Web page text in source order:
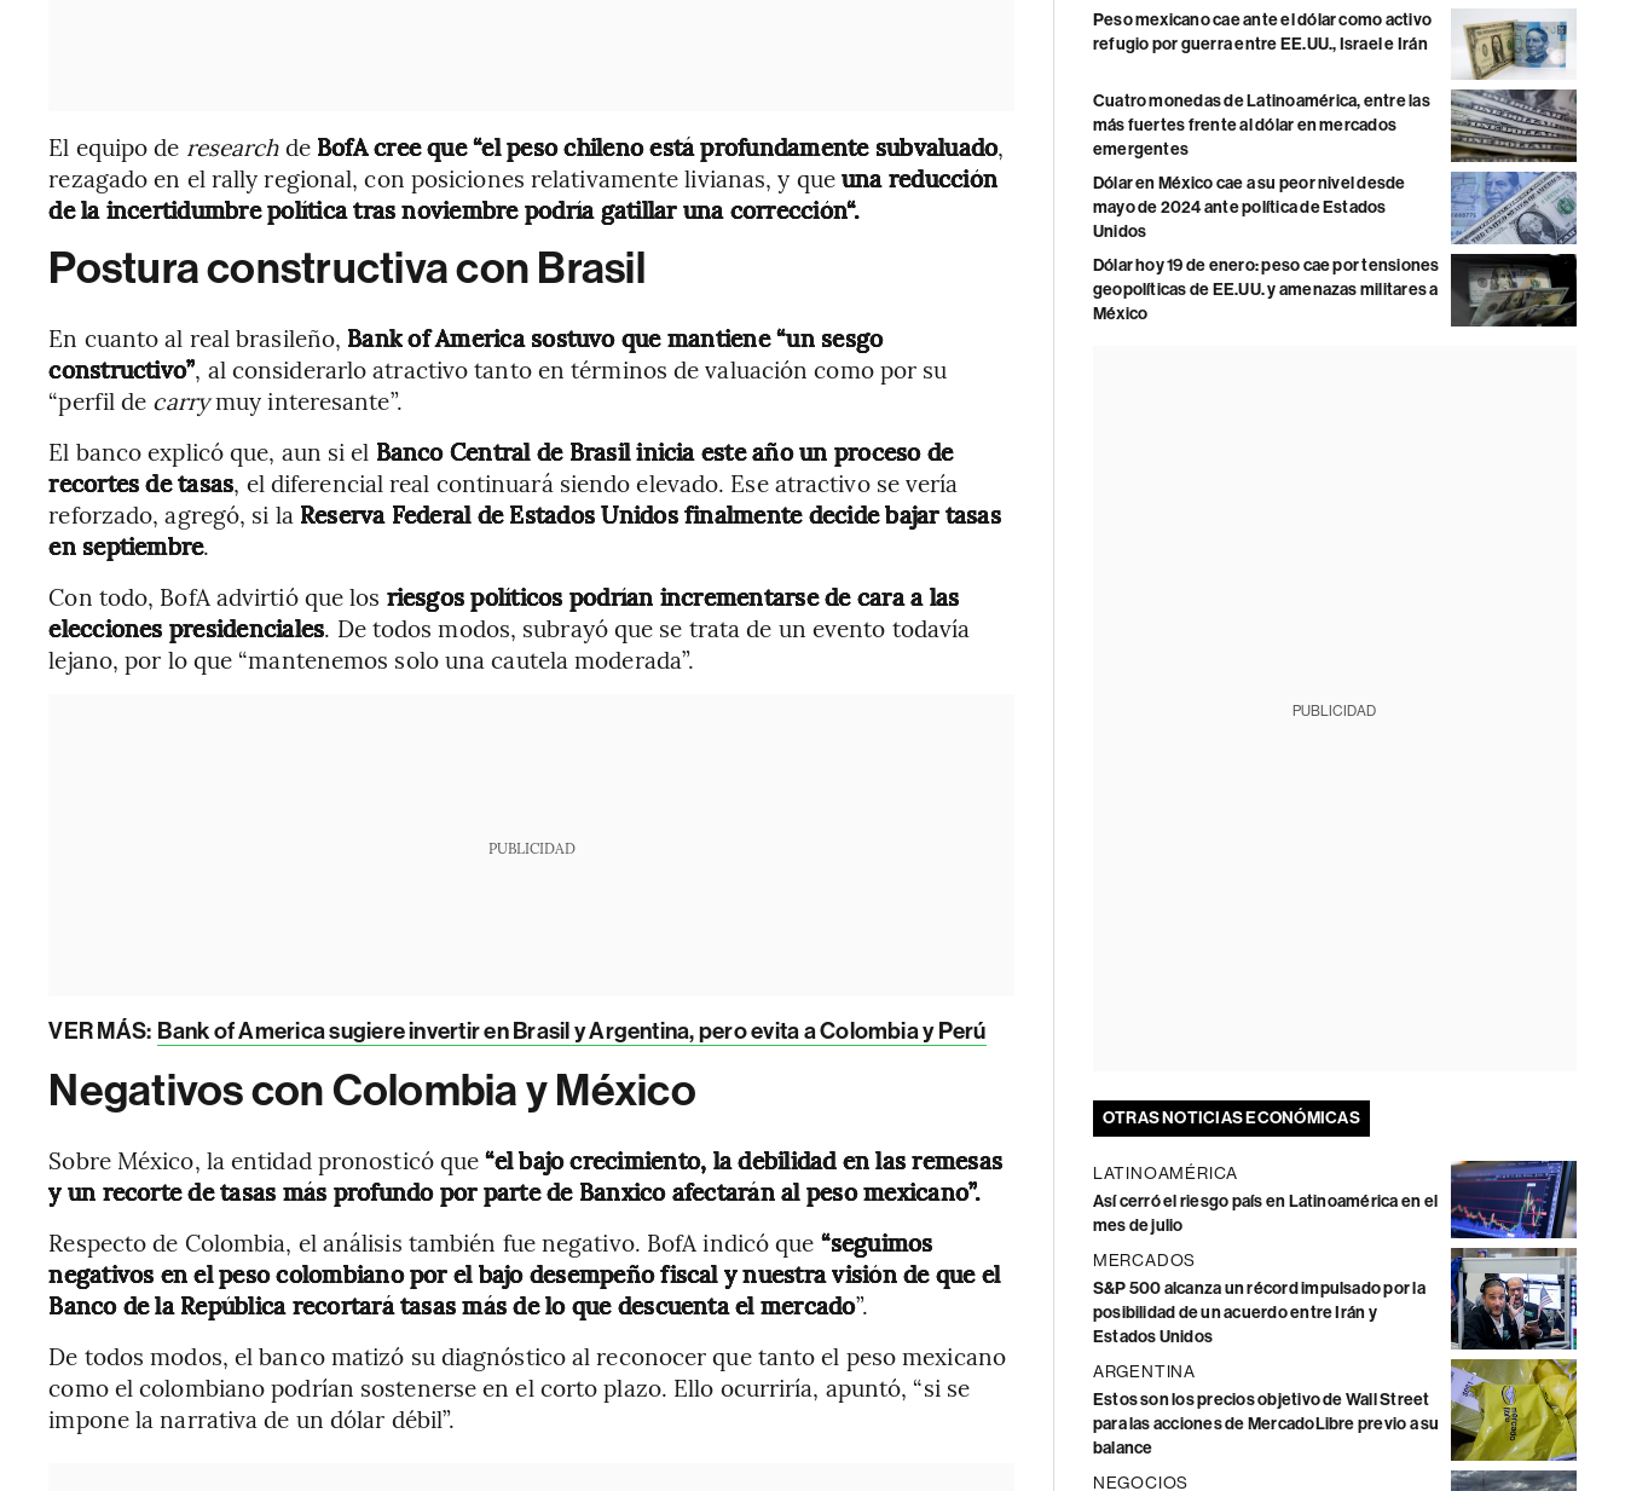
El equipo de researchde BofA cree que “el peso chileno está profundamente subvaluado,
rezagado en el rally regional, con posiciones relativamente livianas, y queuna reducción
de la incertidumbre política tras noviembre podría gatillar una corrección“.
Postura constructiva con Brasil
En cuanto al real brasileño, Bank of America sostuvo que mantiene “un sesgo
constructivo”, al considerarlo atractivo tanto en términos de valuación como por su
“perfil de carrymuy interesante”.
El banco explicó que, aun si el Banco Central de Brasil inicia este año un proceso de
recortes de tasas, el diferencial real continuará siendo elevado. Ese atractivo se vería
reforzado, agregó, si la Reserva Federal de Estados Unidos finalmente decide bajar tasas
en septiembre.
Con todo, BofA advirtió que los riesgos políticos podrían incrementarse de cara a las
elecciones presidenciales. De todos modos, subrayó que se trata de un evento todavía
lejano, por lo que “mantenemos solo una cautela moderada”.
PUBLICIDAD
VER MÁS: Bank of America sugiere invertir en Brasil y Argentina, pero evita a Colombia y Perú
Negativos con Colombia y México
Sobre México, la entidad pronosticó que“el bajo crecimiento, la debilidad en las remesas
y un recorte de tasas más profundo por parte de Banxico afectarán al peso mexicano”.
Respecto de Colombia, el análisis también fue negativo. BofA indicó que “seguimos
negativos en el peso colombiano por el bajo desempeño fiscal y nuestra visión de que el
Banco de la República recortará tasas más de lo que descuenta el mercado”.
De todos modos, el banco matizó su diagnóstico al reconocer que tanto el peso mexicano
como el colombiano podrían sostenerse en el corto plazo. Ello ocurriría, apuntó, “si se
impone la narrativa de un dólar débil”.
Peso mexicano cae ante el dólar como activo
refugio por guerra entre EE.UU., Israel e Irán
Cuatro monedas de Latinoamérica, entre las
más fuertes frente al dólar en mercados
emergentes
Dólar en México cae a su peor nivel desde
mayo de 2024 ante política de Estados
Unidos
Dólar hoy 19 de enero: peso cae por tensiones
geopolíticas de EE.UU. y amenazas militares a
México
PUBLICIDAD
OTRAS NOTICIAS ECONÓMICAS
LATINOAMÉRICA
Así cerró el riesgo país en Latinoamérica en el
mes de julio
MERCADOS
S&P 500 alcanza un récord impulsado por la
posibilidad de un acuerdo entre Irán y
Estados Unidos
ARGENTINA
Estos son los precios objetivo de Wall Street
para las acciones de MercadoLibre previo a su
balance
NEGOCIOS